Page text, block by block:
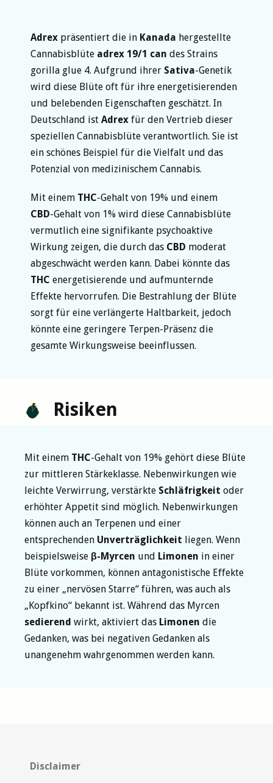
Adrex präsentiert die in Kanada hergestellte
Cannabisblüte adrex 19/1 can des Strains
gorilla glue 4. Aufgrund ihrer Sativa-Genetik
wird diese Blüte oft für ihre energetisierenden
und belebenden Eigenschaften geschätzt. In
Deutschland ist Adrex für den Vertrieb dieser
speziellen Cannabisblüte verantwortlich. Sie ist
ein schönes Beispiel für die Vielfalt und das
Potenzial von medizinischem Cannabis.
Mit einem THC-Gehalt von 19% und einem
CBD-Gehalt von 1% wird diese Cannabisblüte
vermutlich eine signifikante psychoaktive
Wirkung zeigen, die durch das CBD moderat
abgeschwächt werden kann. Dabei könnte das
THC energetisierende und aufmunternde
Effekte hervorrufen. Die Bestrahlung der Blüte
sorgt für eine verlängerte Haltbarkeit, jedoch
könnte eine geringere Terpen-Präsenz die
gesamte Wirkungsweise beeinflussen.
Risiken
Mit einem THC-Gehalt von 19% gehört diese Blüte
zur mittleren Stärkeklasse. Nebenwirkungen wie
leichte Verwirrung, verstärkte Schläfrigkeit oder
erhöhter Appetit sind möglich. Nebenwirkungen
können auch an Terpenen und einer
entsprechenden Unverträglichkeit liegen. Wenn
beispielsweise β-Myrcen und Limonen in einer
Blüte vorkommen, können antagonistische Effekte
zu einer „nervösen Starre“ führen, was auch als
„Kopfkino“ bekannt ist. Während das Myrcen
sedierend wirkt, aktiviert das Limonen die
Gedanken, was bei negativen Gedanken als
unangenehm wahrgenommen werden kann.
Disclaimer